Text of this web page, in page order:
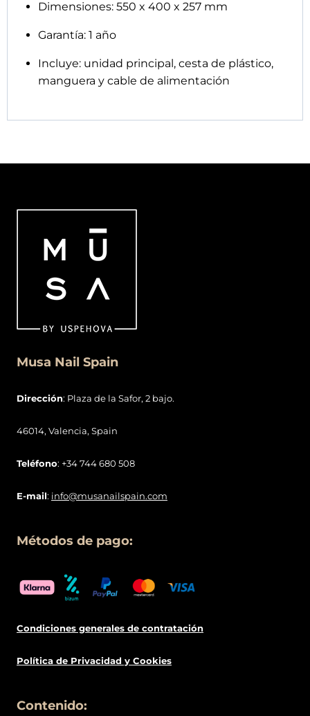
Dimensiones: 550 x 400 x 257 mm
Garantía: 1 año
Incluye: unidad principal, cesta de plástico,
manguera y cable de alimentación
Musa Nail Spain
Dirección: Plaza de la Safor, 2 bajo.
46014, Valencia, Spain
Teléfono: +34 744 680 508
E-mail: info@musanailspain.com
Métodos de pago:
Condiciones generales de contratación
Política de Privacidad y Cookies
Contenido: